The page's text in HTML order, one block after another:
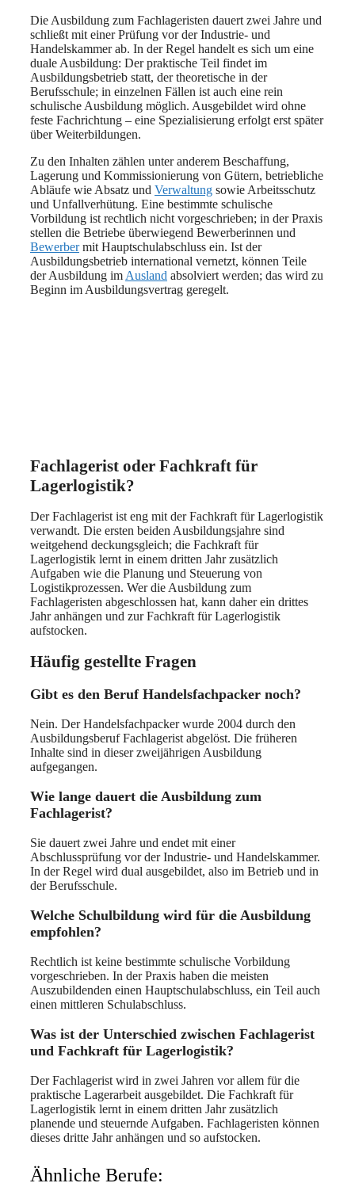
Die Ausbildung zum Fachlageristen dauert zwei Jahre und
schließt mit einer Prüfung vor der Industrie- und
Handelskammer ab. In der Regel handelt es sich um eine
duale Ausbildung: Der praktische Teil findet im
Ausbildungsbetrieb statt, der theoretische in der
Berufsschule; in einzelnen Fällen ist auch eine rein
schulische Ausbildung möglich. Ausgebildet wird ohne
feste Fachrichtung – eine Spezialisierung erfolgt erst später
über Weiterbildungen.
Zu den Inhalten zählen unter anderem Beschaffung,
Lagerung und Kommissionierung von Gütern, betriebliche
Abläufe wie Absatz und Verwaltung sowie Arbeitsschutz
und Unfallverhütung. Eine bestimmte schulische
Vorbildung ist rechtlich nicht vorgeschrieben; in der Praxis
stellen die Betriebe überwiegend Bewerberinnen und
Bewerbermit Hauptschulabschluss ein. Ist der
Ausbildungsbetrieb international vernetzt, können Teile
der Ausbildung im Ausland absolviert werden; das wird zu
Beginn im Ausbildungsvertrag geregelt.
Fachlagerist oder Fachkraft für
Lagerlogistik?
Der Fachlagerist ist eng mit der Fachkraft für Lagerlogistik
verwandt. Die ersten beiden Ausbildungsjahre sind
weitgehend deckungsgleich; die Fachkraft für
Lagerlogistik lernt in einem dritten Jahr zusätzlich
Aufgaben wie die Planung und Steuerung von
Logistikprozessen. Wer die Ausbildung zum
Fachlageristen abgeschlossen hat, kann daher ein drittes
Jahr anhängen und zur Fachkraft für Lagerlogistik
aufstocken.
Häufig gestellte Fragen
Gibt es den Beruf Handelsfachpacker noch?
Nein. Der Handelsfachpacker wurde 2004 durch den
Ausbildungsberuf Fachlagerist abgelöst. Die früheren
Inhalte sind in dieser zweijährigen Ausbildung
aufgegangen.
Wie lange dauert die Ausbildung zum
Fachlagerist?
Sie dauert zwei Jahre und endet mit einer
Abschlussprüfung vor der Industrie- und Handelskammer.
In der Regel wird dual ausgebildet, also im Betrieb und in
der Berufsschule.
Welche Schulbildung wird für die Ausbildung
empfohlen?
Rechtlich ist keine bestimmte schulische Vorbildung
vorgeschrieben. In der Praxis haben die meisten
Auszubildenden einen Hauptschulabschluss, ein Teil auch
einen mittleren Schulabschluss.
Was ist der Unterschied zwischen Fachlagerist
und Fachkraft für Lagerlogistik?
Der Fachlagerist wird in zwei Jahren vor allem für die
praktische Lagerarbeit ausgebildet. Die Fachkraft für
Lagerlogistik lernt in einem dritten Jahr zusätzlich
planende und steuernde Aufgaben. Fachlageristen können
dieses dritte Jahr anhängen und so aufstocken.
Ähnliche Berufe: